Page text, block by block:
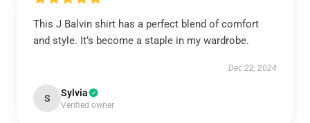
This J Balvin shirt has a perfect blend of comfort
and style. It’s become a staple in my wardrobe.
Dec 22, 2024
S Sylvia
Verified owner